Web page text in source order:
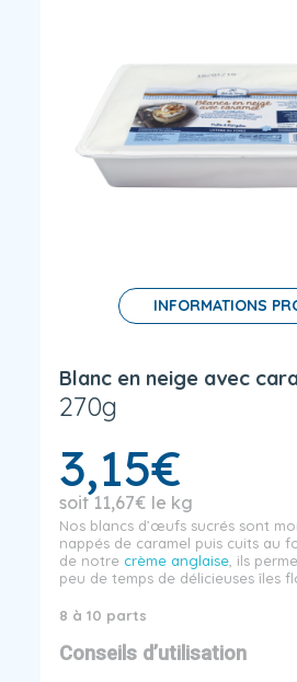
INFORMATIONS
Blanc en neige avec
270g
3,15€
soit11,67€ le kg
Nos blancs d’œufs sucrés sont
nappés de caramel puis cuits au
de notre crème anglaise , ils
peu de temps de délicieuses îles
8 à 10 parts
Conseils d’utilisation